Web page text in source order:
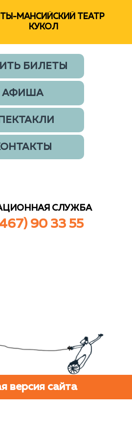
МАНСИЙСКИЙ ТЕАТР
КУКОЛ
БИЛЕТЫ
АФИША
СЛУЖБА
90 33 55
версия сайта